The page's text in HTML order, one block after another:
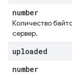
number
Количество
сервер.
uploaded
number